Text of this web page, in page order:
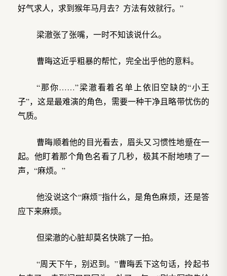
好气求人，求到猴年马月去？方法有效就行。”
梁澈张了张嘴，一时不知该说什么。
曹晦这近乎粗暴的帮忙，完全出乎他的意料。
“那你……”梁澈看着名单上依旧空缺的“小王
子”，这是最难演的角色，需要一种干净且略带忧伤的
气质。
曹晦顺着他的目光看去，眉头又习惯性地蹙在一
起。他盯着那个角色名看了几秒，极其不耐地啧了一
声，“麻烦。”
他没说这个“麻烦”指什么，是角色麻烦，还是答
应下来麻烦。
但梁澈的心脏却莫名快跳了一拍。
“周天下午，别迟到。”曹晦丢下这句话，拎起书